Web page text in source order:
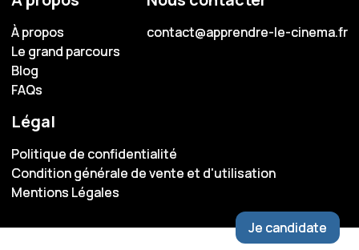
À propos
À propos
Le grand parcours
Le grand parcours
Blog
Blog
FAQs
FAQs
contact@apprendre-le-cinema.fr
contact@apprendre-le-cinema.fr
Légal
Politique de confidentialité
Politique de confidentialité
Condition générale de vente et d'utilisation
Condition générale de vente et d'utilisation
Mentions Légales
Mentions Légales
Je candidate
Je candidate